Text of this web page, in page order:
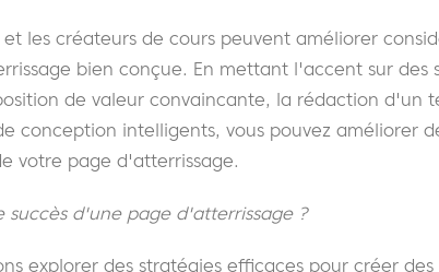
les créateurs de cours peuvent améliorer
bien conçue. En mettant l'accent sur des
de valeur convaincante, la rédaction d'un
conception intelligents, vous pouvez améliorer
votre page d'atterrissage.
succès d'une page d'atterrissage ?
explorer des stratégies efficaces pour créer